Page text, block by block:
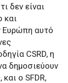
δεν είναι
και
Ευρώπη αυτό
CSRD, η
δημοσιεύουν
ο SFDR,